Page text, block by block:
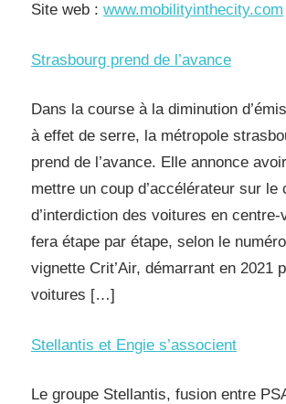
Site web : www.mobilityinthecity.com
Strasbourg prend de l’avance
Dans la course à la diminution
à effet de serre, la métropole
prend de l’avance. Elle annonce
mettre un coup d’accélérateur sur le
d’interdiction des voitures en
fera étape par étape, selon le
vignette Crit’Air, démarrant en 2021
voitures […]
Stellantis et Engie s’associent
Le groupe Stellantis, fusion entre